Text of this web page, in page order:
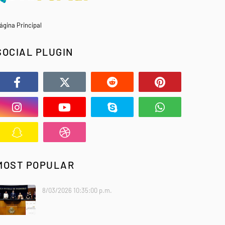
Principal
PLUGIN
POPULAR
8/03/2026 10:35:00 p.m.